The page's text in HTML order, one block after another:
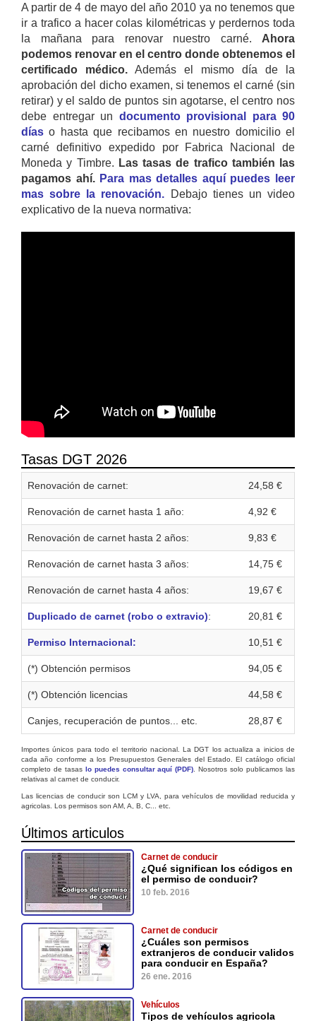
A partir de 4 de mayo del año 2010 ya no tenemos que
ir a trafico a hacer colas kilométricas y perdernos toda
la mañana para renovar nuestro carné. Ahora
podemos renovar en el centro donde obtenemos el
certificado médico. Además el mismo día de la
aprobación del dicho examen, si tenemos el carné (sin
retirar) y el saldo de puntos sin agotarse, el centro nos
debe entregar un documento provisional para 90
días o hasta que recibamos en nuestro domicilio el
carné definitivo expedido por Fabrica Nacional de
Moneda y Timbre. Las tasas de trafico también las
pagamos ahí. Para mas detalles aquí puedes leer
mas sobre la renovación. Debajo tienes un video
explicativo de la nueva normativa:
Tasas DGT 2026
Renovación de carnet: 24,58 €
Renovación de carnet hasta 1 año: 4,92 €
Renovación de carnet hasta 2 años: 9,83 €
Renovación de carnet hasta 3 años: 14,75 €
Renovación de carnet hasta 4 años: 19,67 €
Duplicado de carnet (robo o extravio): 20,81 €
Permiso Internacional: 10,51 €
(*) Obtención permisos 94,05 €
(*) Obtención licencias 44,58 €
Canjes, recuperación de puntos... etc. 28,87 €
Importes únicos para todo el territorio nacional. La DGT los actualiza a inicios de
cada año conforme a los Presupuestos Generales del Estado. El catálogo oficial
completo de tasas lo puedes consultar aquí (PDF) . Nosotros solo publicamos las
relativas al carnet de conducir.
Las licencias de conducir son LCM y LVA, para vehículos de movilidad reducida y
agricolas. Los permisos son AM, A, B, C... etc.
Últimos articulos
Carnet de conducir
¿Qué significan los códigos en
el permiso de conducir?
10 feb. 2016
Carnet de conducir
¿Cuáles son permisos
extranjeros de conducir validos
para conducir en España?
26 ene. 2016
Vehículos
Tipos de vehículos agricola